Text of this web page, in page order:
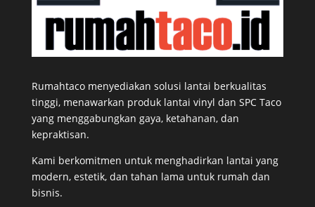
Rumahtaco menyediakan solusi lantai berkualitas
tinggi, menawarkan produk lantai vinyl dan SPC Taco
yang menggabungkan gaya, ketahanan, dan
kepraktisan.
Kami berkomitmen untuk menghadirkan lantai yang
modern, estetik, dan tahan lama untuk rumah dan
bisnis.